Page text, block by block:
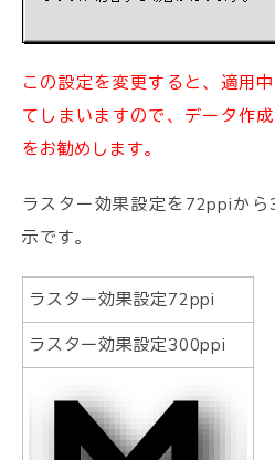
この設定を変更すると、適用
てしまいますので、データ作
をお勧めします。
ラスター効果設定を72ppiか
示です。
ラスター効果設定72ppi
ラスター効果設定300ppi